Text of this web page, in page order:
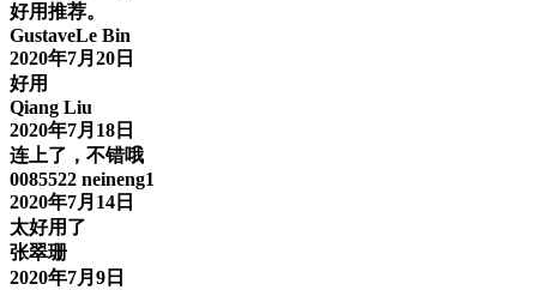
好用推荐。
GustaveLe Bin
2020年7月20日
好用
Qiang Liu
2020年7月18日
连上了，不错哦
0085522 neineng1
2020年7月14日
太好用了
张翠珊
2020年7月9日